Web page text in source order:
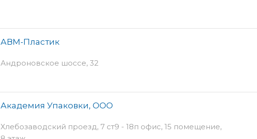
АВМ-Пластик
Андроновское шоссе, 32
Академия Упаковки, ООО
Хлебозаводский проезд, 7 ст9 - 18п офис, 15 помещение,